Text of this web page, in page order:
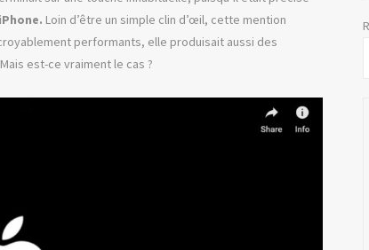
Loin d’être un simple clin d’œil, cette mention
performants, elle produisait aussi des
est-ce vraiment le cas ?